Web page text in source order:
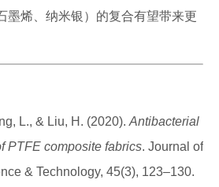
墨烯、纳米银）的复合有望带来更
L., & Liu, H. (2020). Antibacterial
PTFE composite fabrics. Journal of
& Technology, 45(3), 123–130.